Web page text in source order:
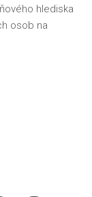
hlediska
osob na